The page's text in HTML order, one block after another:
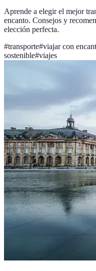
Aprende a elegir el mejor
encanto. Consejos y
elección perfecta.
#transporte#viajar con
sostenible#viajes